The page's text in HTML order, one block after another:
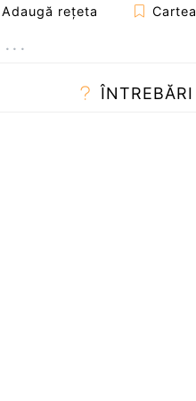
Adaugă reţeta
ÎNTREBĂRI